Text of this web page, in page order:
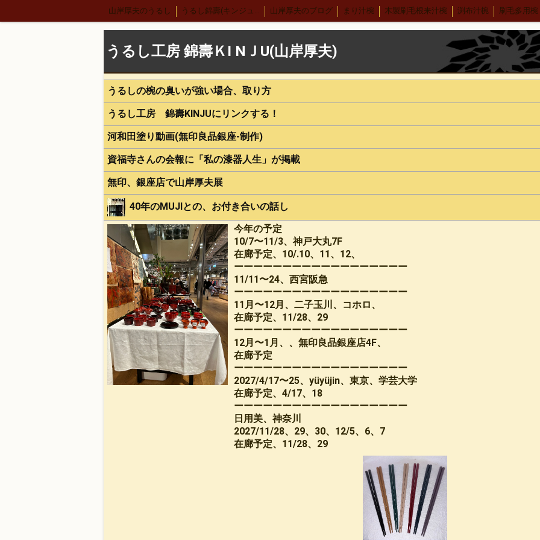
山岸厚夫のうるし うるし錦壽(キンジュ)越前店 山岸厚夫のブログ まり汁椀 木製刷毛根来汁椀 渕布汁椀 刷毛多用椀
サーバースプーン 細口カレースプーン レンゲ 布張りデザートスプーン 刷毛根来 木合 羽反汁椀 刷毛根来 錦寿汁椀 ４.５丼
合鹿椀 木製 荒挽合鹿椀 ヴィーナス椀 刷毛根来 荒挽 煮物椀 8寸丸渕盛鉢 木製
古代根来 合鹿椀 木合 丸盆 古代根来 木合 5.5丼 古代根来 木合 尺１会席膳 中野武さんとの出会い
漆ペンダント 後藤靖子さん 無印良品カレンダー
緒形拳さん 荒井修さん 朱 合鹿椀 パネル
荒挽根来銘々皿 荒彫根来 吸物椀 根来塗り
うるし絵 多用椀 うるし絵 4.2椀.ぐい呑み
荒挽曙 尺2盛皿 荒挽根来尺1八卦盆
地球上に生きる私達 ぐい呑み 4.2盛椀 色漆
雑煮椀 特定商取引法表記 5寸丼 うるしの臭いの取り方
荒挽取り箸 荒挽椀 朱ビイーナス椀 木合応量器 マグカップうるし絵
8寸盛鉢 荒挽煮物椀
うるし工房 錦壽ＫI NＪU(山岸厚夫)
うるしの椀の臭いが強い場合、取り方
うるし工房 錦壽KINJUにリンクする！
河和田塗り動画(無印良品銀座-制作)
資福寺さんの会報に「私の漆器人生」が掲載
無印、銀座店で山岸厚夫展
40年のMUJIとの、お付き合いの話し
今年の予定
10/7〜11/3、神戸大丸7F
在廊予定、10/.10、11、12、
ーーーーーーーーーーーーーーーーーー
11/11〜24、西宮阪急
ーーーーーーーーーーーーーーーーーー
11月〜12月、二子玉川、コホロ、
在廊予定、11/28、29
ーーーーーーーーーーーーーーーーーー
12月〜1月、、無印良品銀座店4F、
在廊予定
ーーーーーーーーーーーーーーーーーー
2027/4/17〜25、yüyüjin、東京、学芸大学
在廊予定、4/17、18
ーーーーーーーーーーーーーーーーーー
日用美、神奈川
2027/11/28、29、30、12/5、6、7
在廊予定、11/28、29